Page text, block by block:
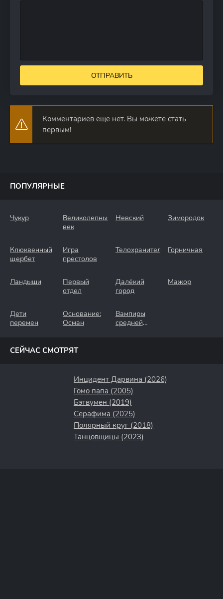
ОТПРАВИТЬ
Комментариев еще нет. Вы можете стать
первым!
ПОПУЛЯРНЫЕ
Чукур
Великолепный
век
Невский Зимородок
Клюквенный
щербет
Игра
престолов
Телохранители Горничная
Ландыши
Первый
отдел
Далёкий
город
Мажор
Дети
перемен
Основание:
Осман
Вампиры
средней
СЕЙЧАС СМОТРЯТ
Инцидент Дарвина (2026)
Гомо папа (2005)
Бэтвумен (2019)
Серафима (2025)
Полярный круг (2018)
Танцовщицы (2023)